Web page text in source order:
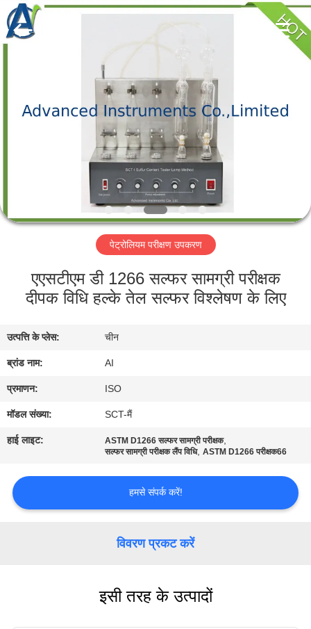
उत्पादों
में
भ्रमण
नियंत्रण
संपर्क
करें
मामलों
Advanced
Instruments
Co.,Limited.
All
Rights
पेट्रोलियम परीक्षण उपकरण
एएसटीएम डी 1266 सल्फर सामग्री परीक्षक
दीपक विधि हल्के तेल सल्फर विश्लेषण के लिए
उत्पत्ति के प्लेस: चीन
ब्रांड नाम: AI
प्रमाणन: ISO
मॉडल संख्या: SCT-मैं
हाई लाइट: ASTM D1266 सल्फर सामग्री परीक्षक,
सल्फर सामग्री परीक्षक लैंप विधि,ASTM D1266 परीक्षक66
हमसे संपर्क करें!
विवरण प्रकट करें
इसी तरह के उत्पादों